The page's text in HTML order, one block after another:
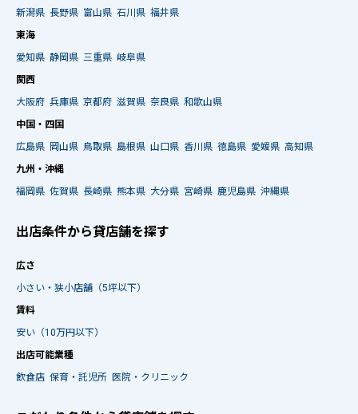
新潟県 長野県 富山県 石川県 福井県
東海
愛知県 静岡県 三重県 岐阜県
関西
大阪府 兵庫県 京都府 滋賀県 奈良県 和歌山県
中国・四国
広島県 岡山県 鳥取県 島根県 山口県 香川県 徳島県 愛媛県 高知県
九州・沖縄
福岡県 佐賀県 長崎県 熊本県 大分県 宮崎県 鹿児島県 沖縄県
出店条件から貸店舗を探す
広さ
小さい・狭小店舗（5坪以下）
賃料
安い（10万円以下）
出店可能業種
飲食店 保育・託児所 医院・クリニック